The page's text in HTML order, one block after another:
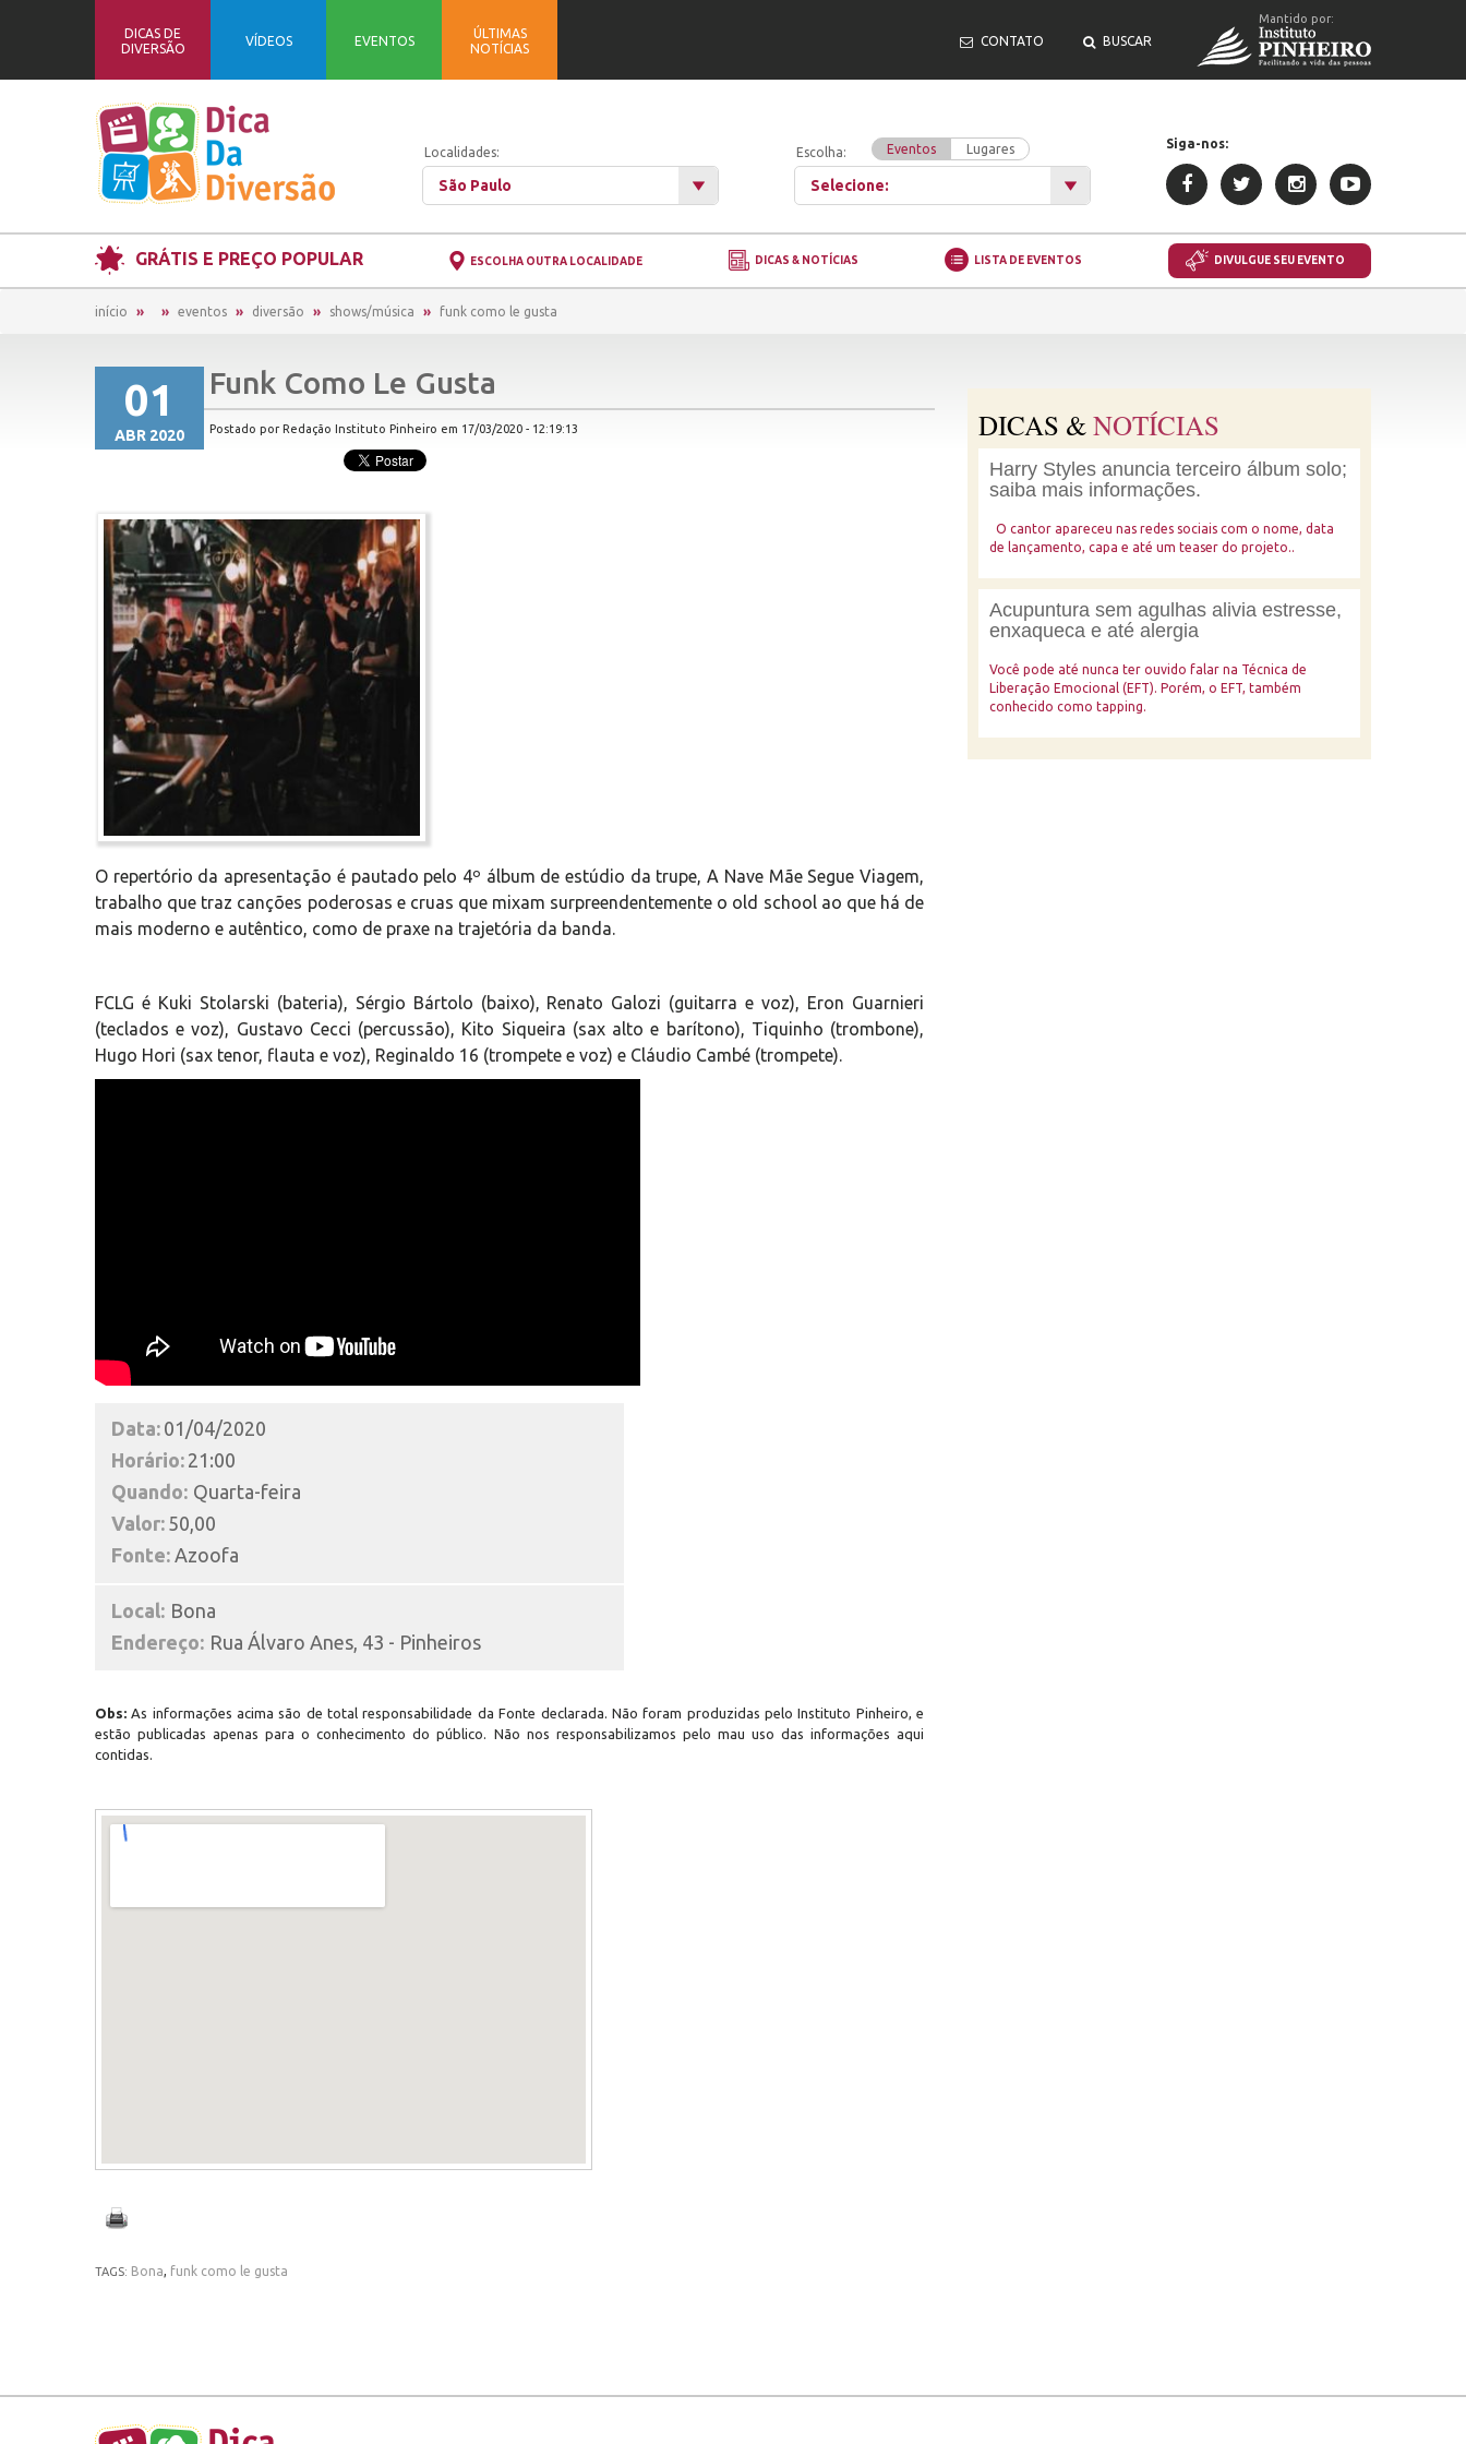
DICAS DE
DIVERSÃO
VÍDEOS EVENTOS
ÚLTIMAS
NOTÍCIAS
CONTATO BUSCAR
Mantido por:
Localidades:
São Paulo
Escolha: Eventos Lugares
Selecione:
Siga-nos:
GRÁTIS E PREÇO POPULAR ESCOLHA OUTRA LOCALIDADE DICAS & NOTÍCIAS LISTA DE EVENTOS DIVULGUE SEU EVENTO
início eventos diversão shows/música funk como le gusta
01
ABR 2020
Funk Como Le Gusta
Postado por Redação Instituto Pinheiro em 17/03/2020 - 12:19:13
O repertório da apresentação é pautado pelo 4º álbum de estúdio da trupe, A Nave Mãe Segue Viagem,
trabalho que traz canções poderosas e cruas que mixam surpreendentemente o old school ao que há de
mais moderno e autêntico, como de praxe na trajetória da banda.
FCLG é Kuki Stolarski (bateria), Sérgio Bártolo (baixo), Renato Galozi (guitarra e voz), Eron Guarnieri
(teclados e voz), Gustavo Cecci (percussão), Kito Siqueira (sax alto e barítono), Tiquinho (trombone),
Hugo Hori (sax tenor, flauta e voz), Reginaldo 16 (trompete e voz) e Cláudio Cambé (trompete).
Data: 01/04/2020
Horário: 21:00
Quando: Quarta-feira
Valor: 50,00
Fonte: Azoofa
Local: Bona
Endereço: Rua Álvaro Anes, 43 - Pinheiros
Obs:As informações acima são de total responsabilidade da Fonte declarada. Não foram produzidas pelo Instituto Pinheiro, e
estão publicadas apenas para o conhecimento do público. Não nos responsabilizamos pelo mau uso das informações aqui
contidas.
TAGS: Bona, funk como le gusta
DICAS &NOTÍCIAS
Harry Styles anuncia terceiro álbum solo;
saiba mais informações.
O cantor apareceu nas redes sociais com o nome, data
de lançamento, capa e até um teaser do projeto..
Acupuntura sem agulhas alivia estresse,
enxaqueca e até alergia
Você pode até nunca ter ouvido falar na Técnica de
Liberação Emocional (EFT). Porém, o EFT, também
conhecido como tapping.